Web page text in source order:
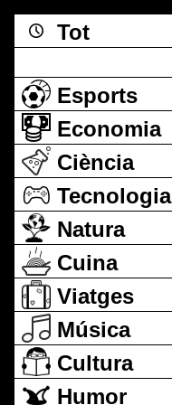
Tot
Esports
Economia
Ciència
Tecnologia
Natura
Cuina
Viatges
Música
Cultura
Humor